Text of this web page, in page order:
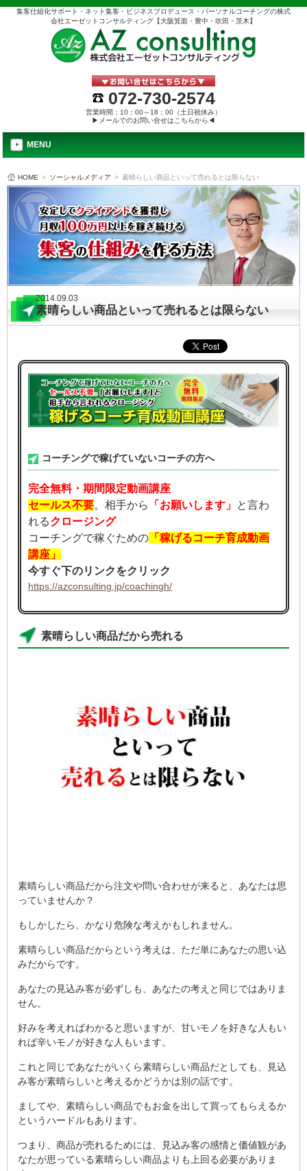
集客仕組化サポート・ネット集客・ビジネスプロデュース・パーソナルコーチングの株式
会社エーゼットコンサルティング【大阪箕面・豊中・吹田・茨木】
072-730-2574
営業時間：10：00～18：00（土日祝休み）
▶メールでのお問い合せはこちらから◀
MENU
HOME > ソーシャルメディア > 素晴らしい商品といって売れるとは限らない
2014.09.03
素晴らしい商品といって売れるとは限らない
コーチングで稼げていないコーチの方へ
完全無料・期間限定動画講座
セールス不要。相手から 「お願いします」 と言わ
れるクロージング
コーチングで稼ぐための 「稼げるコーチ育成動画
講座」
今すぐ下のリンクをクリック
https://azconsulting.jp/coachingh/
素晴らしい商品だから売れる
素晴らしい商品だから注文や問い合わせが来ると、あなたは思
っていませんか？
もしかしたら、かなり危険な考えかもしれません。
素晴らしい商品だからという考えは、ただ単にあなたの思い込
みだからです。
あなたの見込み客が必ずしも、あなたの考えと同じではありま
せん。
好みを考えればわかると思いますが、甘いモノを好きな人もい
れば辛いモノが好きな人もいます。
これと同じであなたがいくら素晴らしい商品だとしても、見込
み客が素晴らしいと考えるかどうかは別の話です。
ましてや、素晴らしい商品でもお金を出して買ってもらえるか
というハードルもあります。
つまり、商品が売れるためには、見込み客の感情と価値観があ
なたが思っている素晴らしい商品よりも上回る必要がありま